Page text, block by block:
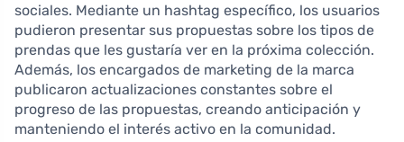
sociales. Mediante un hashtag específico, los usuarios
pudieron presentar sus propuestas sobre los tipos de
prendas que les gustaría ver en la próxima colección.
Además, los encargados de marketing de la marca
publicaron actualizaciones constantes sobre el
progreso de las propuestas, creando anticipación y
manteniendo el interés activo en la comunidad.